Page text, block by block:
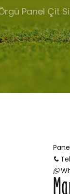
Panel Çit